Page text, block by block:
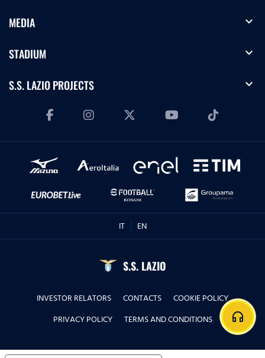
MEDIA expand_more
STADIUM expand_more
S.S. LAZIO PROJECTS expand_more
IT EN
S.S. LAZIO
INVESTOR RELATORS CONTACTS
COOKIE POLICY
PRIVACY POLICY
TERMS AND CONDITIONS headphones